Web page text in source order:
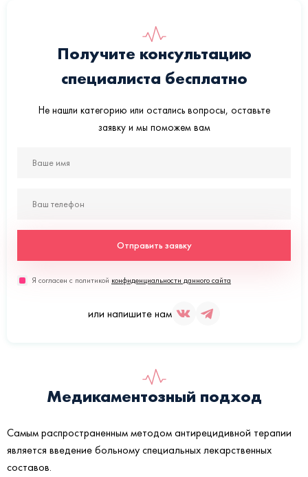
Получите консультацию
специалиста бесплатно
Не нашли категорию или остались вопросы, оставьте
заявку и мы поможем вам
Отправить заявку
Я согласен с политикой конфиденциальности данного сайта
или напишите нам
Медикаментозный подход
Самым распространенным методом антирецидивной терапии
является введение больному специальных лекарственных
составов.